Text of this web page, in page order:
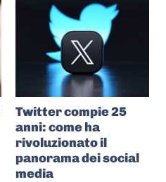
Twitter compie 25
anni: come ha
rivoluzionato il
panorama dei social
media